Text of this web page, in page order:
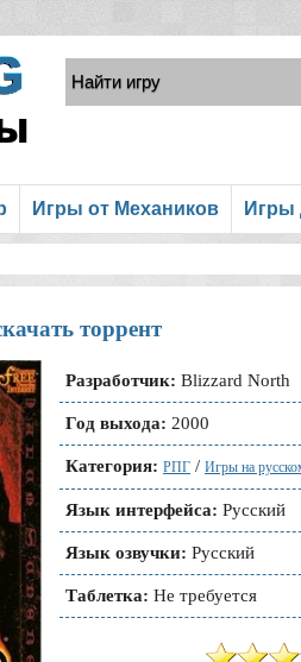
Игры от Механиков Игры
торрент
Разработчик: Blizzard North
Год выхода: 2000
Категория: РПГ / Игры на
Язык интерфейса: Русский
Язык озвучки: Русский
Таблетка: Не требуется